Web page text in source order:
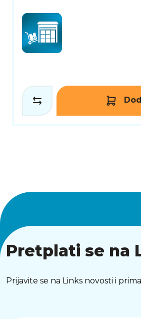
Pretplati se na
Prijavite se na Links novosti i